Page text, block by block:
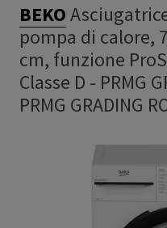
BEKO
pompa di calore,
cm, funzione
Classe D - PRMG
PRMG GRADING